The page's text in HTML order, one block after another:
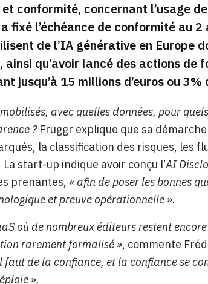
conformité, concernant l’usage
a fixé l’échéance de conformité au
de l’IA générative en Europe
ainsi qu’avoir lancé des actions
jusqu’à 15 millions d’euros ou
avec quelles données, pour
? Fruggr explique que sa
la classification des risques, les
start-up indique avoir conçu l’AI
prenantes, « afin de poser les bonnes
et preuve opérationnelle ».
où de nombreux éditeurs restent
rarement formalisé », commente
faut de la confiance, et la confiance se
».